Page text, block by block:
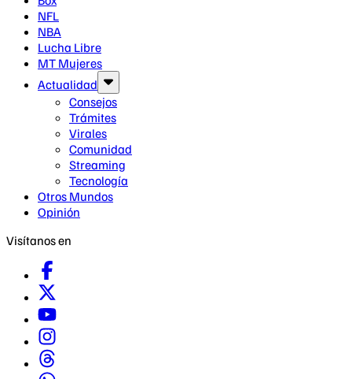
NFL
NBA
Lucha Libre
MT Mujeres
Actualidad
Consejos
Trámites
Virales
Comunidad
Streaming
Tecnología
Otros Mundos
Opinión
Visítanos en